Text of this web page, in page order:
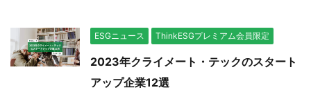
ESGニュース ThinkESGプレミアム会員限定
2023年クライメート・テックのスタート
アップ企業12選